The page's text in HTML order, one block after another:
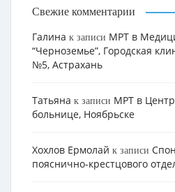
Свежие комментарии
Галина к записи МРТ в
“Черноземье”, Городская
№5, Астрахань
Татьяна к записи МРТ в
больнице, Ноябрьске
Хохлов Ермолай к записи
пояснично-крестцового